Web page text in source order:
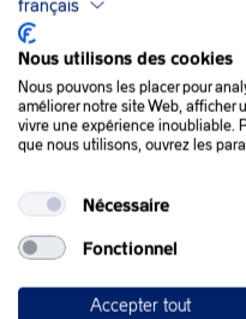
QUE SE
DANS LE
français
Nous utilisons des cookies
Nous pouvons les placer pour
améliorer notre site Web, afficher
vivre une expérience inoubliable.
que nous utilisons, ouvrez les
Nécessaire
Fonctionnel
Accepter tout